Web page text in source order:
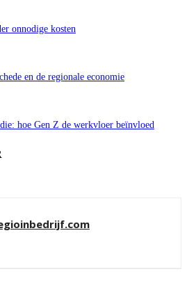
onnodige kosten
en de regionale economie
hoe Gen Z de werkvloer beïnvloed